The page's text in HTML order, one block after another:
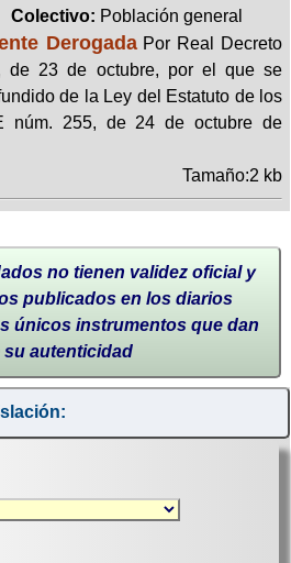
Colectivo: Población general
DerogadaPor Real Decreto
de 23 de octubre, por el que se
de la Ley del Estatuto de los
núm. 255, de 24 de octubre de
Tamaño:2 kb
no tienen validez oficial y
publicados en los diarios
únicos instrumentos que dan
su autenticidad